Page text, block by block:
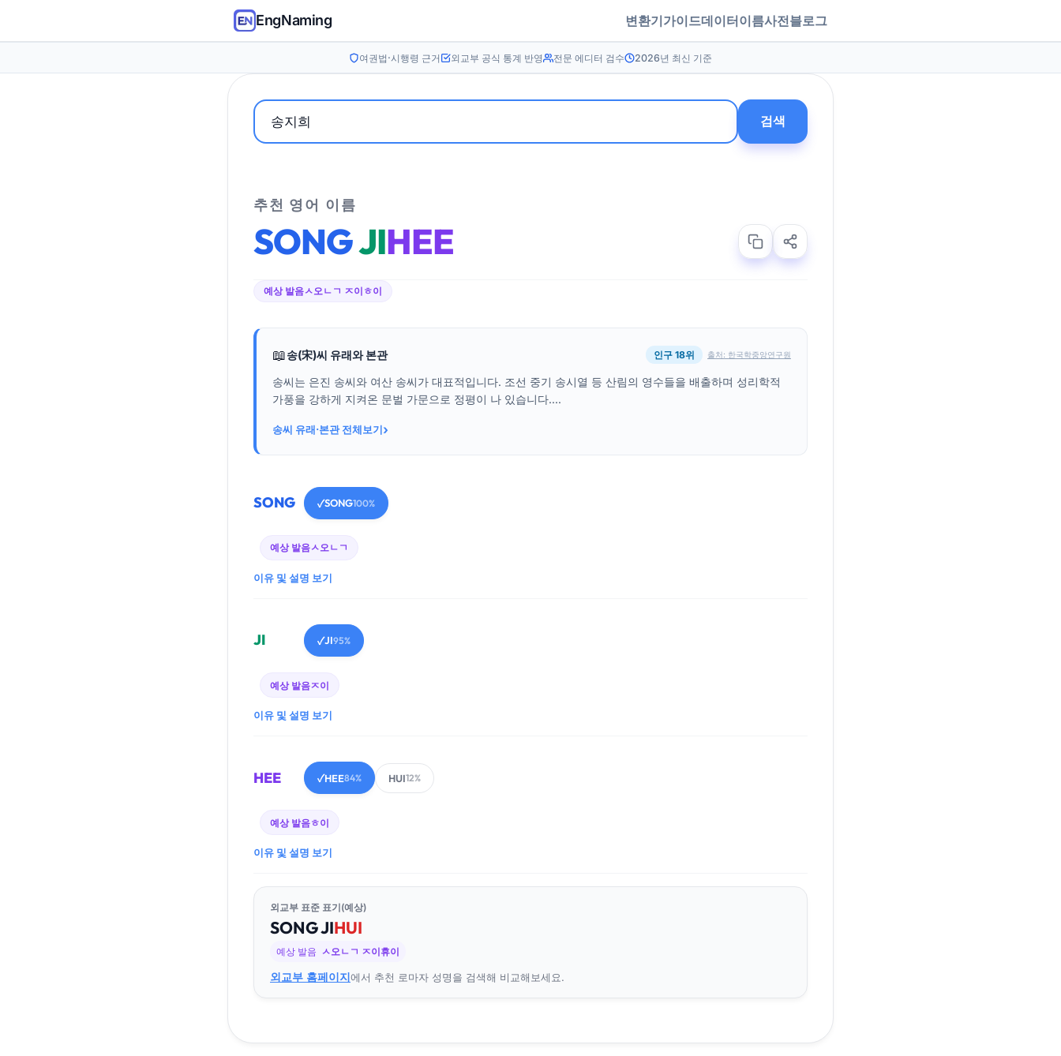
EngNaming 변환기가이드데이터이름사전블로그
여권법·시행령 근거 외교부 공식 통계 반영 전문 에디터 검수 2026년 최신 기준
검색
추천 영어 이름
SONGJIHEE
예상 발음ㅅ오ㄴㄱ ㅈ이ㅎ이
📖송(宋)씨 유래와 본관 인구 18위 출처: 한국학중앙연구원
송씨는 은진 송씨와 여산 송씨가 대표적입니다. 조선 중기 송시열 등 산림의 영수들을 배출하며 성리학적
가풍을 강하게 지켜온 문벌 가문으로 정평이 나 있습니다....
송씨 유래·본관 전체보기›
SONG ✓SONG100%
예상 발음ㅅ오ㄴㄱ
이유 및 설명 보기
JI ✓JI95%
예상 발음ㅈ이
이유 및 설명 보기
HEE ✓HEE84% HUI12%
예상 발음ㅎ이
이유 및 설명 보기
외교부 표준 표기(예상)
SONGJIHUI
예상 발음 ㅅ오ㄴㄱ ㅈ이휴이
외교부 홈페이지에서 추천 로마자 성명을 검색해 비교해보세요.